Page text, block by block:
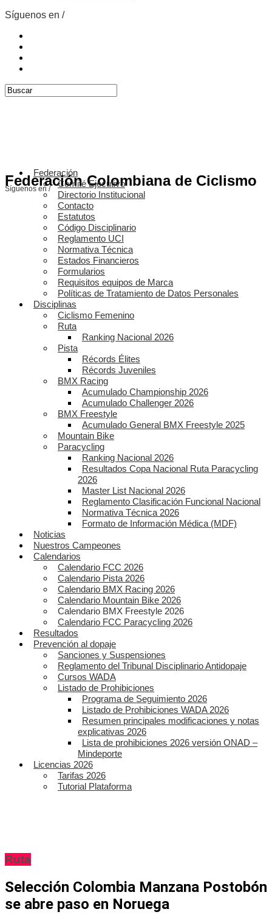
Síguenos en /
Federación Colombiana de Ciclismo
Síguenos en /
Federación
Comité Ejecutivo
Directorio Institucional
Contacto
Estatutos
Código Disciplinario
Reglamento UCI
Normativa Técnica
Estados Financieros
Formularios
Requisitos equipos de Marca
Políticas de Tratamiento de Datos Personales
Disciplinas
Ciclismo Femenino
Ruta
Ranking Nacional 2026
Pista
Récords Élites
Récords Juveniles
BMX Racing
Acumulado Championship 2026
Acumulado Challenger 2026
BMX Freestyle
Acumulado General BMX Freestyle 2025
Mountain Bike
Paracycling
Ranking Nacional 2026
Resultados Copa Nacional Ruta Paracycling
2026
Master List Nacional 2026
Reglamento Clasificación Funcional Nacional
Normativa Técnica 2026
Formato de Información Médica (MDF)
Noticias
Nuestros Campeones
Calendarios
Calendario FCC 2026
Calendario Pista 2026
Calendario BMX Racing 2026
Calendario Mountain Bike 2026
Calendario BMX Freestyle 2026
Calendario FCC Paracycling 2026
Resultados
Prevención al dopaje
Sanciones y Suspensiones
Reglamento del Tribunal Disciplinario Antidopaje
Cursos WADA
Listado de Prohibiciones
Programa de Seguimiento 2026
Listado de Prohibiciones WADA 2026
Resumen principales modificaciones y notas
explicativas 2026
Lista de prohibiciones 2026 versión ONAD –
Mindeporte
Licencias 2026
Tarifas 2026
Tutorial Plataforma
Ruta
Selección Colombia Manzana Postobón
se abre paso en Noruega